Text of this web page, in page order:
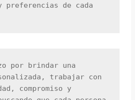
preferencias de cada
por brindar una
trabajar con
compromiso y